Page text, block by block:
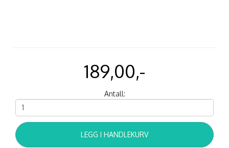
189,00,-
Antall:
LEGG I HANDLEKURV